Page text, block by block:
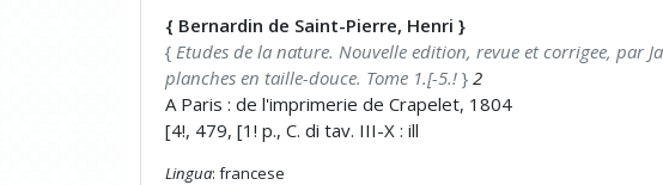
{ Bernardin de Saint-Pierre, Henri }
{ Etudes de la nature. Nouvelle edition, revue et corrigee, par
planches en taille-douce. Tome 1.[-5.! } 2
A Paris : de l'imprimerie de Crapelet, 1804
[4!, 479, [1! p., C. di tav. III-X : ill
Lingua: francese